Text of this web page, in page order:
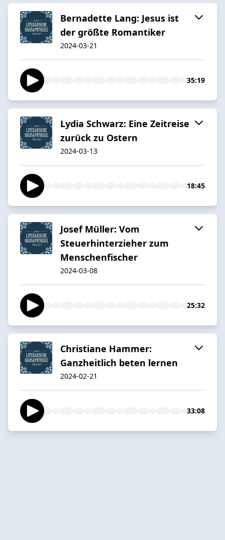
Bernadette Lang: Jesus ist
der größte Romantiker
2024-03-21
35:19
Lydia Schwarz: Eine Zeitreise
zurück zu Ostern
2024-03-13
18:45
Josef Müller: Vom
Steuerhinterzieher zum
Menschenfischer
2024-03-08
25:32
Christiane Hammer:
Ganzheitlich beten lernen
2024-02-21
33:08